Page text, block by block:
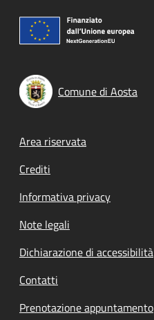
Comune di Aosta
Footer menu
Area riservata
Crediti
Informativa privacy
Note legali
Dichiarazione di accessibilità
Contatti
Prenotazione appuntamento